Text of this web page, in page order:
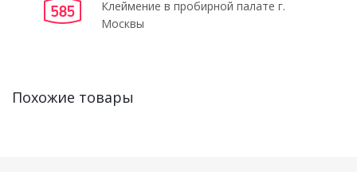
Клеймение в пробирной палате г.
Москвы
Похожие товары